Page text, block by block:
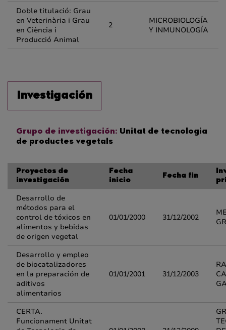
Doble titulació: Grau
en Veterinària i Grau
en Ciència i
Producció Animal
2
MICROBIOLOGÍA
Y INMUNOLOGÍA
Investigación
Grupo de investigación: Unitat de tecnologia
de productes vegetals
Proyectos de
investigación
Fecha
inicio
Fecha fin
Desarrollo de
métodos para el
control de tóxicos en
alimentos y bebidas
de origen vegetal
01/01/2000 31/12/2002
Desarrollo y empleo
de biocatalizadores
en la preparación de
aditivos
alimentarios
01/01/2001 31/12/2003
CERTA.
Funcionament Unitat